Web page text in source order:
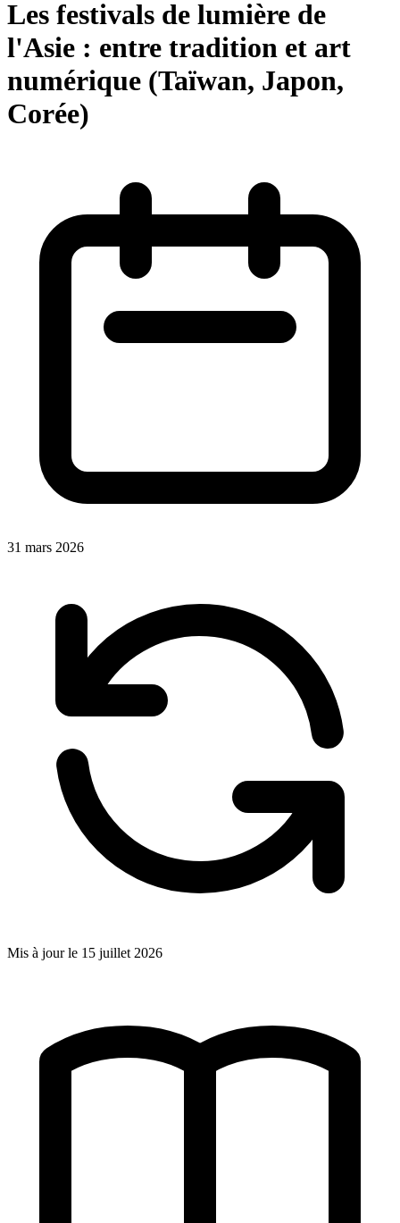
Les festivals de lumière de
l'Asie : entre tradition et art
numérique (Taïwan, Japon,
Corée)
31 mars 2026
Mis à jour le 15 juillet 2026